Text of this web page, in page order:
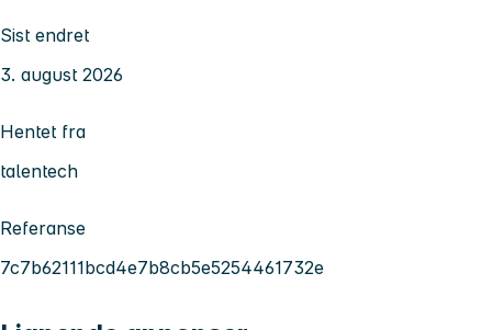
Sist endret
3. august 2026
Hentet fra
talentech
Referanse
7c7b62111bcd4e7b8cb5e5254461732e